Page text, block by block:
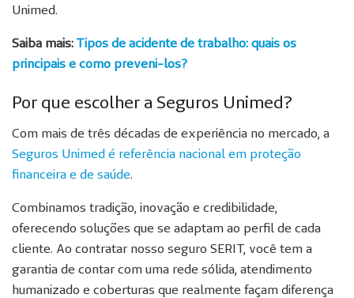
Unimed.
Saiba mais: Tipos de acidente de trabalho: quais os
principais e como preveni-los?
Por que escolher a Seguros Unimed?
Com mais de três décadas de experiência no mercado, a
Seguros Unimed é referência nacional em proteção
financeira e de saúde.
Combinamos tradição, inovação e credibilidade,
oferecendo soluções que se adaptam ao perfil de cada
cliente. Ao contratar nosso seguro SERIT, você tem a
garantia de contar com uma rede sólida, atendimento
humanizado e coberturas que realmente façam diferença